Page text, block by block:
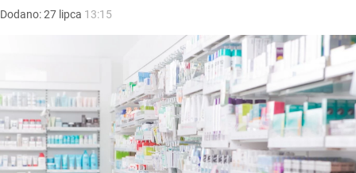
Dodano:27 lipca 13:15